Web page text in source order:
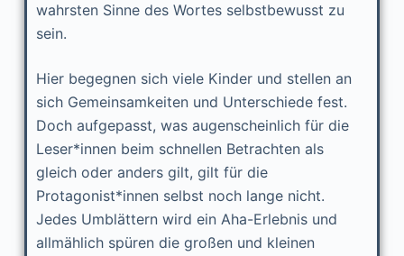
wahrsten Sinne des Wortes selbstbewusst zu
sein.
Hier begegnen sich viele Kinder und stellen an
sich Gemeinsamkeiten und Unterschiede fest.
Doch aufgepasst, was augenscheinlich für die
Leser*innen beim schnellen Betrachten als
gleich oder anders gilt, gilt für die
Protagonist*innen selbst noch lange nicht.
Jedes Umblättern wird ein Aha-Erlebnis und
allmählich spüren die großen und kleinen